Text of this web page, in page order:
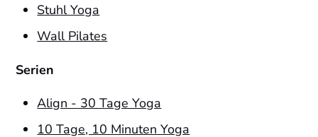
Stuhl Yoga
Wall Pilates
Serien
Align - 30 Tage Yoga
10 Tage, 10 Minuten Yoga